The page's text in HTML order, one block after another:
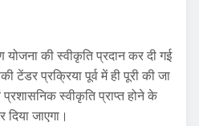
योजना की स्वीकृति प्रदान कर दी गई
टेंडर प्रक्रिया पूर्व में ही पूरी की जा
प्रशासनिक स्वीकृति प्राप्त होने के
दिया जाएगा।